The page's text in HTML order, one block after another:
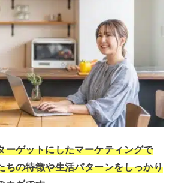
ーゲットにしたマーケティングで
ちの特徴や生活パターンをしっかり